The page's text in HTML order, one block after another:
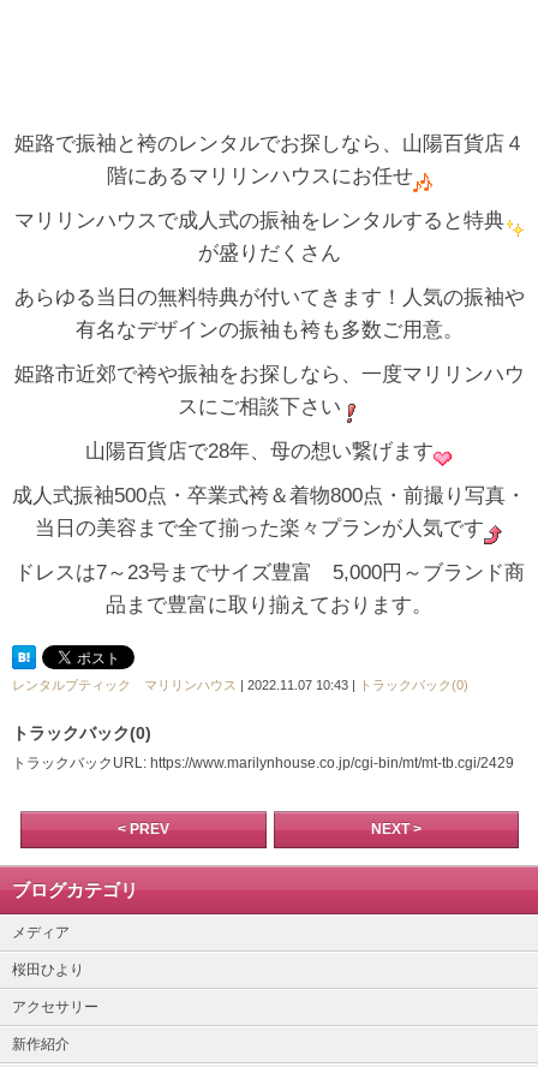
姫路で振袖と袴のレンタルでお探しなら、山陽百貨店４
階にあるマリリンハウスにお任せ
マリリンハウスで成人式の振袖をレンタルすると特典
が盛りだくさん
あらゆる当日の無料特典が付いてきます！人気の振袖や
有名なデザインの振袖も袴も多数ご用意。
姫路市近郊で袴や振袖をお探しなら、一度マリリンハウ
スにご相談下さい
山陽百貨店で28年、母の想い繋げます
成人式振袖500点・卒業式袴＆着物800点・前撮り写真・
当日の美容まで全て揃った楽々プランが人気です
ドレスは7～23号までサイズ豊富 5,000円～ブランド商
品まで豊富に取り揃えております。
レンタルブティック マリリンハウス | 2022.11.07 10:43 | トラックバック(0)
トラックバック(0)
トラックバックURL: https://www.marilynhouse.co.jp/cgi-bin/mt/mt-tb.cgi/2429
< PREV NEXT >
ブログカテゴリ
メディア
桜田ひより
アクセサリー
新作紹介